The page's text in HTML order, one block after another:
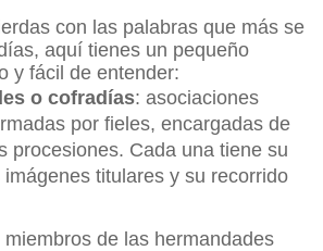
con las palabras que más se
aquí tienes un pequeño
y fácil de entender:
o cofradías: asociaciones
por fieles, encargadas de
procesiones. Cada una tiene su
imágenes titulares y su recorrido
miembros de las hermandades